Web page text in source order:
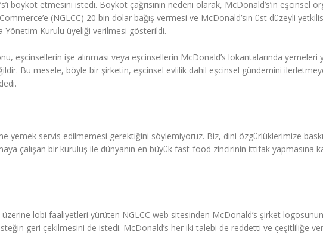
boykot etmesini istedi. Boykot çağrısının nedeni olarak, McDonald’s’ın eşcinsel
(NGLCC) 20 bin dolar bağış vermesi ve McDonald’sın üst düzeyli
Yönetim Kurulu üyeliği verilmesi gösterildi.
eşcinsellerin işe alınması veya eşcinsellerin McDonald’s lokantalarında yemeleri
Bu mesele, böyle bir şirketin, eşcinsel evlilik dahil eşcinsel gündemini
yemek servis edilmemesi gerektiğini söylemiyoruz. Biz, dini özgürlüklerimize baskı
çalışan bir kuruluş ile dünyanın en büyük fast-food zincirinin ittifak yapmasına
üzerine lobi faaliyetleri yürüten NGLCC web sitesinden McDonald’s şirket logosunun
geri çekilmesini de istedi. McDonald’s her iki talebi de reddetti ve çeşitliliğe